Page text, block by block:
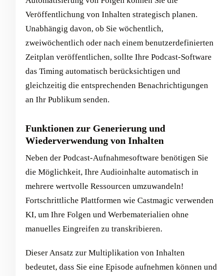
Veröffentlichung von Inhalten strategisch planen.
Unabhängig davon, ob Sie wöchentlich,
zweiwöchentlich oder nach einem benutzerdefinierten
Zeitplan veröffentlichen, sollte Ihre Podcast-Software
das Timing automatisch berücksichtigen und
gleichzeitig die entsprechenden Benachrichtigungen
an Ihr Publikum senden.
Funktionen zur Generierung und
Wiederverwendung von Inhalten
Neben der Podcast-Aufnahmesoftware benötigen Sie
die Möglichkeit, Ihre Audioinhalte automatisch in
mehrere wertvolle Ressourcen umzuwandeln!
Fortschrittliche Plattformen wie Castmagic verwenden
KI, um Ihre Folgen und Werbematerialien ohne
manuelles Eingreifen zu transkribieren.
Dieser Ansatz zur Multiplikation von Inhalten
bedeutet, dass Sie eine Episode aufnehmen können und